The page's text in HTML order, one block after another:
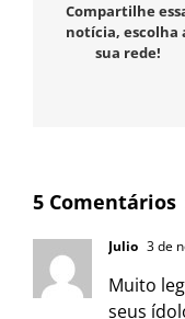
Compartilhe
notícia, escolha
sua rede!
5 Comentários
Julio 3 de
Muito
seus ídolos.